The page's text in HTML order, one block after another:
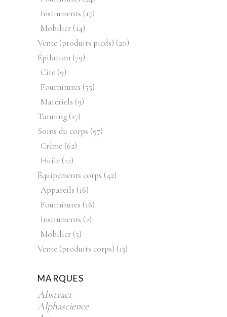
produits
Instruments 1717
Mobilier 1414
produits
Vente (produits pieds) 2020
Épilation 7979
Cire 99
produits
Fournitures 5555
Matériels 99
Tanning 1717
produits
Soins du corps 9797
Crème 6262
Huile 1212
produits
Équipements corps 4242
Appareils 1616
produits
Fournitures 1616
Instruments 22
Mobilier 55
produits
Vente (produits corps) 1313
MARQUES
Abstract
Alphascience